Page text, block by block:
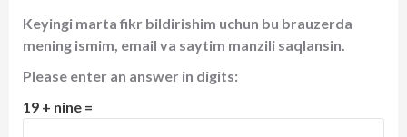
Keyingi marta fikr bildirishim uchun bu brauzerda
mening ismim, email va saytim manzili saqlansin.
Please enter an answer in digits:
19 + nine =